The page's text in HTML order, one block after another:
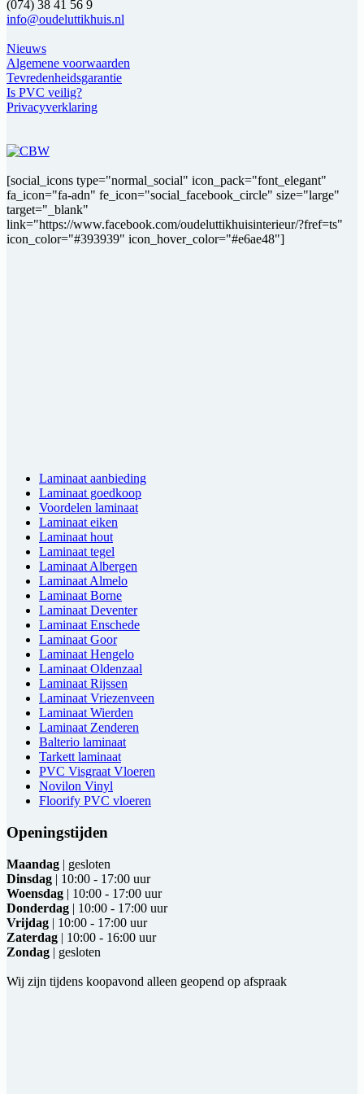
(074) 38 41 56 9
info@oudeluttikhuis.nl
Nieuws
Algemene voorwaarden
Tevredenheidsgarantie
Is PVC veilig?
Privacyverklaring
[social_icons type="normal_social" icon_pack="font_elegant"
fa_icon="fa-adn" fe_icon="social_facebook_circle" size="large"
target="_blank"
link="https://www.facebook.com/oudeluttikhuisinterieur/?fref=ts"
icon_color="#393939" icon_hover_color="#e6ae48"]
Laminaat aanbieding
Laminaat goedkoop
Voordelen laminaat
Laminaat eiken
Laminaat hout
Laminaat tegel
Laminaat Albergen
Laminaat Almelo
Laminaat Borne
Laminaat Deventer
Laminaat Enschede
Laminaat Goor
Laminaat Hengelo
Laminaat Oldenzaal
Laminaat Rijssen
Laminaat Vriezenveen
Laminaat Wierden
Laminaat Zenderen
Balterio laminaat
Tarkett laminaat
PVC Visgraat Vloeren
Novilon Vinyl
Floorify PVC vloeren
Openingstijden
Maandag | gesloten
Dinsdag | 10:00 - 17:00 uur
Woensdag | 10:00 - 17:00 uur
Donderdag | 10:00 - 17:00 uur
Vrijdag | 10:00 - 17:00 uur
Zaterdag | 10:00 - 16:00 uur
Zondag | gesloten
Wij zijn tijdens koopavond alleen geopend op afspraak